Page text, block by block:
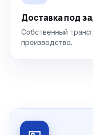
Доставка под
Собственный
производство.